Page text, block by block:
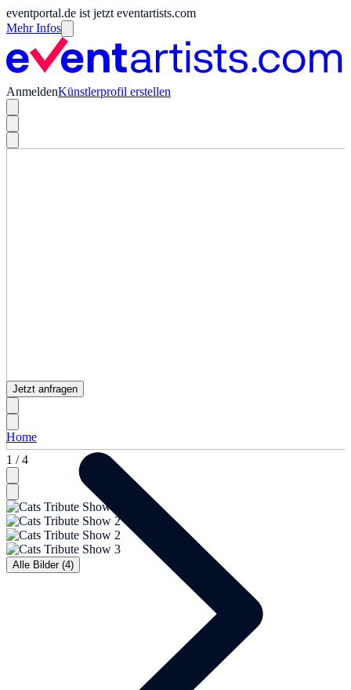
eventportal.de ist jetzt eventartists.com
Mehr Infos
AnmeldenKünstlerprofil erstellen
1 / 4
Alle Bilder (4)
Jetzt anfragen
Home